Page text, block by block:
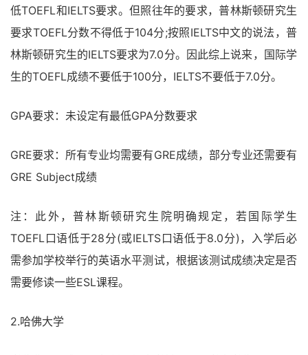
低TOEFL和IELTS要求。但照往年的要求，普林斯顿研究生
要求TOEFL分数不得低于104分;按照IELTS中文的说法，普
林斯顿研究生的IELTS要求为7.0分。因此综上说来，国际学
生的TOEFL成绩不要低于100分，IELTS不要低于7.0分。
GPA要求：未设定有最低GPA分数要求
GRE要求：所有专业均需要有GRE成绩，部分专业还需要有
GRE Subject成绩
注：此外，普林斯顿研究生院明确规定，若国际学生
TOEFL口语低于28分(或IELTS口语低于8.0分)，入学后必
需参加学校举行的英语水平测试，根据该测试成绩决定是否
需要修读一些ESL课程。
2.哈佛大学